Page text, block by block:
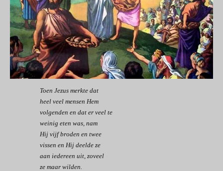
Toen Jezus merkte dat
heel veel mensen Hem
volgenden en dat er veel te
weinig eten was, nam
Hij vijf broden en twee
vissen en Hij deelde ze
aan iedereen uit, zoveel
ze maar wilden.